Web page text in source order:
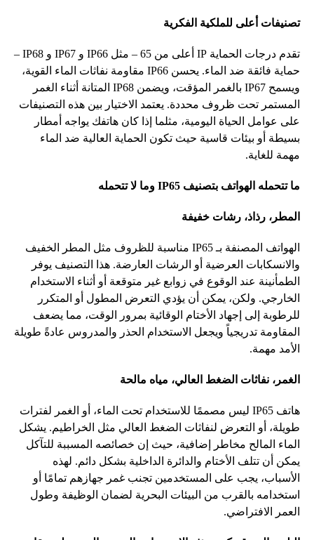
تصنيفات أعلى للملكية الفكرية
تقدم درجات الحماية أعلى من مثل و و
حماية فائقة ضد الماء. يحسن مقاومة نفاثات الماء القوية،
ويسمح
بالغمر المؤقت، ويضمن المتانة أثناء الغمر
المستمر تحت ظروف محددة. يعتمد الاختيار بين هذه التصنيفات
على عوامل الحياة اليومية، مثلما إذا كان هاتفك يواجه أمطار
بسيطة أو بيئات قاسية حيث تكون الحماية العالية ضد الماء
مهمة للغاية.
ما تتحمله الهواتف بتصنيف وما لا تتحمله
المطر، رذاذ، رشات خفيفة
الهواتف المصنفة بـ مناسبة للظروف مثل المطر
الخفيف
والانسكابات العرضية أو الرشات العارضة. هذا التصنيف يوفر
الطمأنينة عند الوقوع في زوابع غير متوقعة أو أثناء الاستخدام
الخارجي. ولكن، يمكن أن يؤدي التعرض المطول أو المتكرر
للرطوبة إلى إجهاد الأختام الوقائية بمرور الوقت، مما يضعف
المقاومة تدريجياً ويجعل الاستخدام الحذر والمدروس عادةً طويلة
الأمد مهمة.
الغمر، نفاثات الضغط العالي، مياه مالحة
هاتف ليس مصممًا للاستخدام تحت الماء، أو الغمر لفترات
طويلة، أو التعرض لنفاثات الضغط العالي مثل الخراطيم. يشكل
الماء المالح مخاطر إضافية، حيث إن خصائصه المسببة للتآكل
يمكن أن تتلف الأختام والدائرة الداخلية بشكل دائم. لهذه
الأسباب، يجب على المستخدمين تجنب غمر جهازهم تمامًا أو
استخدامه بالقرب من البيئات البحرية لضمان الوظيفة وطول
العمر
الافتراضي.